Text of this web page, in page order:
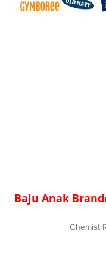
Baju Anak
Chemist